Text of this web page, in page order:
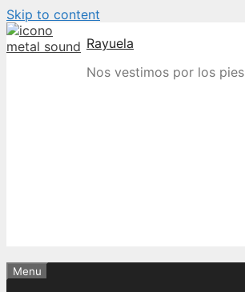
Skip to content
Rayuela
Nos vestimos por los pies
Menu